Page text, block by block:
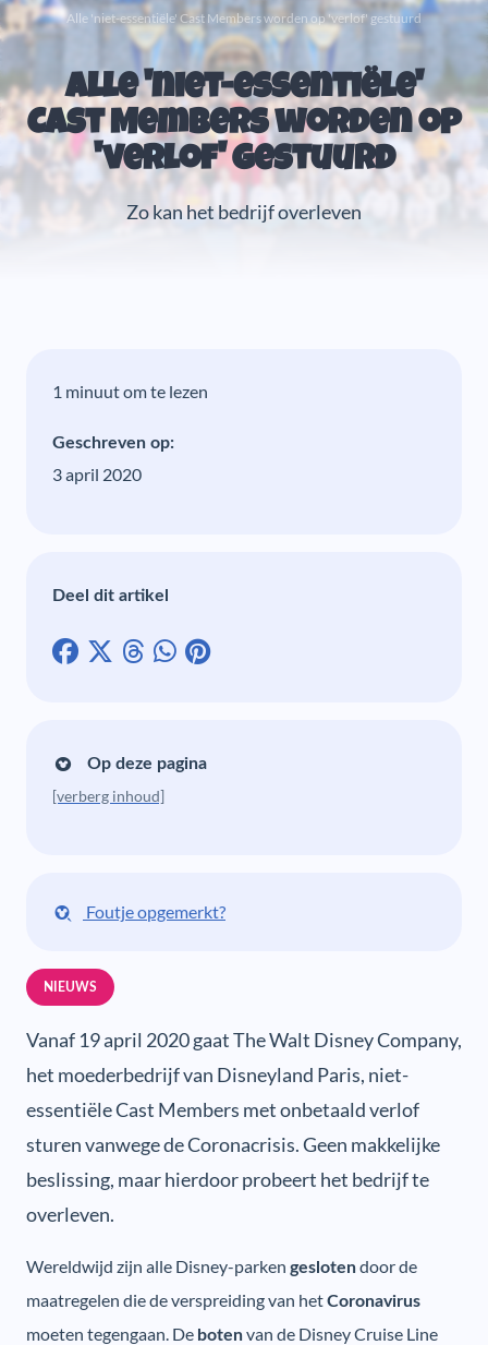
Alle 'niet-essentiële' Cast Members worden op 'verlof' gestuurd
Alle 'niet-essentiële'
Cast Members worden op
'verlof' gestuurd
Zo kan het bedrijf overleven
1 minuut om te lezen
Geschreven op:
3 april 2020
Deel dit artikel
Op deze pagina
[verberg inhoud]
Foutje opgemerkt?
NIEUWS
Vanaf 19 april 2020 gaat The Walt Disney Company,
het moederbedrijf van Disneyland Paris, niet-
essentiële Cast Members met onbetaald verlof
sturen vanwege de Coronacrisis. Geen makkelijke
beslissing, maar hierdoor probeert het bedrijf te
overleven.
Wereldwijd zijn alle Disney-parken geslotendoor de
maatregelen die de verspreiding van hetCoronavirus
moeten tegengaan. De botenvan de Disney Cruise Line